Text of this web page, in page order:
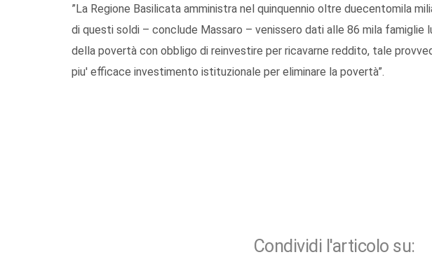
”La Regione Basilicata amministra nel quinquennio oltre duecentomila
di questi soldi – conclude Massaro – venissero dati alle 86 mila famiglie
della povertà con obbligo di reinvestire per ricavarne reddito, tale
piu' efficace investimento istituzionale per eliminare la povertà”.
Condividi l'articolo su: